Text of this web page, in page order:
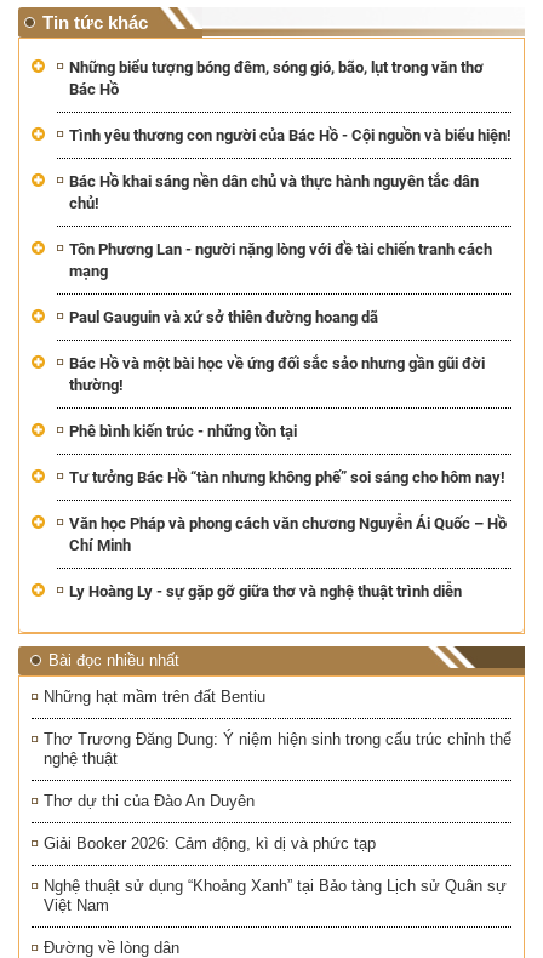
Tin tức khác
Những biểu tượng bóng đêm, sóng gió, bão, lụt trong văn thơ
Bác Hồ
Tình yêu thương con người của Bác Hồ - Cội nguồn và biểu hiện!
Bác Hồ khai sáng nền dân chủ và thực hành nguyên tắc dân
chủ!
Tôn Phương Lan - người nặng lòng với đề tài chiến tranh cách
mạng
Paul Gauguin và xứ sở thiên đường hoang dã
Bác Hồ và một bài học về ứng đối sắc sảo nhưng gần gũi đời
thường!
Phê bình kiến trúc - những tồn tại
Tư tưởng Bác Hồ “tàn nhưng không phế” soi sáng cho hôm nay!
Văn học Pháp và phong cách văn chương Nguyễn Ái Quốc – Hồ
Chí Minh
Ly Hoàng Ly - sự gặp gỡ giữa thơ và nghệ thuật trình diễn
Bài đọc nhiều nhất
Những hạt mầm trên đất Bentiu
Thơ Trương Đăng Dung: Ý niệm hiện sinh trong cấu trúc chỉnh thể
nghệ thuật
Thơ dự thi của Đào An Duyên
Giải Booker 2026: Cảm động, kì dị và phức tạp
Nghệ thuật sử dụng “Khoảng Xanh” tại Bảo tàng Lịch sử Quân sự
Việt Nam
Đường về lòng dân